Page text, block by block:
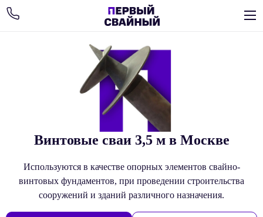
Винтовые сваи 3,5 м в Москве
Используются в качестве опорных элементов свайно-
винтовых фундаментов, при проведении строительства
сооружений и зданий различного назначения.